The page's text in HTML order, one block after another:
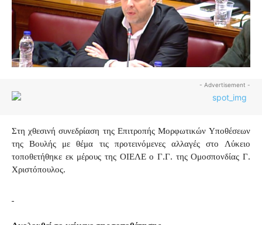
- Advertisement -
Στη χθεσινή συνεδρίαση της Επιτροπής Μορφωτικών Υποθέσεων
της Βουλής με θέμα τις προτεινόμενες αλλαγές στο Λύκειο
τοποθετήθηκε εκ μέρους της ΟΙΕΛΕ ο Γ.Γ. της Ομοσπονδίας Γ.
Χριστόπουλος.